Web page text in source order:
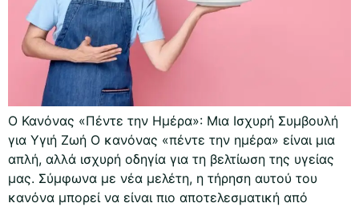
Ο Κανόνας «Πέντε την Ημέρα»: Μια Ισχυρή Συμβουλή
για Υγιή Ζωή Ο κανόνας «πέντε την ημέρα» είναι μια
απλή, αλλά ισχυρή οδηγία για τη βελτίωση της υγείας
μας. Σύμφωνα με νέα μελέτη, η τήρηση αυτού του
κανόνα μπορεί να είναι πιο αποτελεσματική από